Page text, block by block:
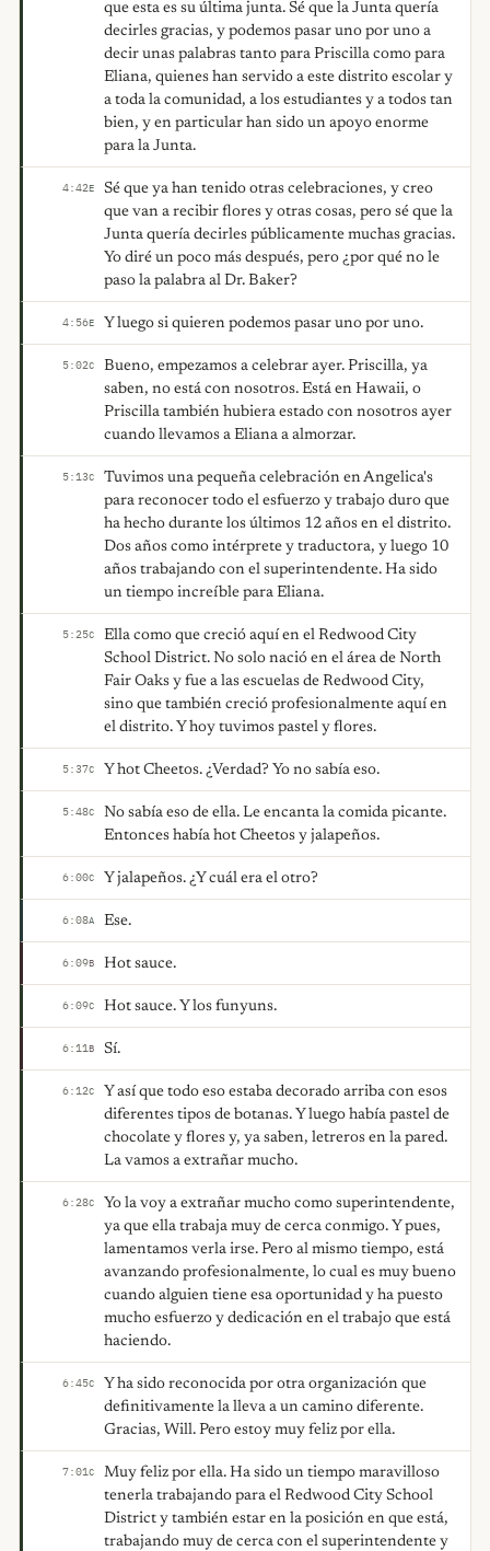
que esta es su última junta. Sé que la Junta quería
decirles gracias, y podemos pasar uno por uno a
decir unas palabras tanto para Priscilla como para
Eliana, quienes han servido a este distrito escolar y
a toda la comunidad, a los estudiantes y a todos tan
bien, y en particular han sido un apoyo enorme
para la Junta.
4:42E
Sé que ya han tenido otras celebraciones, y creo
que van a recibir flores y otras cosas, pero sé que la
Junta quería decirles públicamente muchas gracias.
Yo diré un poco más después, pero ¿por qué no le
paso la palabra al Dr. Baker?
4:56E Y luego si quieren podemos pasar uno por uno.
5:02C
Bueno, empezamos a celebrar ayer. Priscilla, ya
saben, no está con nosotros. Está en Hawaii, o
Priscilla también hubiera estado con nosotros ayer
cuando llevamos a Eliana a almorzar.
5:13C
Tuvimos una pequeña celebración en Angelica's
para reconocer todo el esfuerzo y trabajo duro que
ha hecho durante los últimos 12 años en el distrito.
Dos años como intérprete y traductora, y luego 10
años trabajando con el superintendente. Ha sido
un tiempo increíble para Eliana.
5:25C
Ella como que creció aquí en el Redwood City
School District. No solo nació en el área de North
Fair Oaks y fue a las escuelas de Redwood City,
sino que también creció profesionalmente aquí en
el distrito. Y hoy tuvimos pastel y flores.
5:37C Y hot Cheetos. ¿Verdad? Yo no sabía eso.
5:48C
No sabía eso de ella. Le encanta la comida picante.
Entonces había hot Cheetos y jalapeños.
6:00C Y jalapeños. ¿Y cuál era el otro?
6:08A Ese.
6:09B Hot sauce.
6:09C Hot sauce. Y los funyuns.
6:11B Sí.
6:12C
Y así que todo eso estaba decorado arriba con esos
diferentes tipos de botanas. Y luego había pastel de
chocolate y flores y, ya saben, letreros en la pared.
La vamos a extrañar mucho.
6:28C
Yo la voy a extrañar mucho como superintendente,
ya que ella trabaja muy de cerca conmigo. Y pues,
lamentamos verla irse. Pero al mismo tiempo, está
avanzando profesionalmente, lo cual es muy bueno
cuando alguien tiene esa oportunidad y ha puesto
mucho esfuerzo y dedicación en el trabajo que está
haciendo.
6:45C
Y ha sido reconocida por otra organización que
definitivamente la lleva a un camino diferente.
Gracias, Will. Pero estoy muy feliz por ella.
7:01C
Muy feliz por ella. Ha sido un tiempo maravilloso
tenerla trabajando para el Redwood City School
District y también estar en la posición en que está,
trabajando muy de cerca con el superintendente y